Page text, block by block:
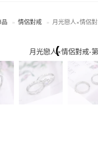
情侶對戒 月光戀人×情侶